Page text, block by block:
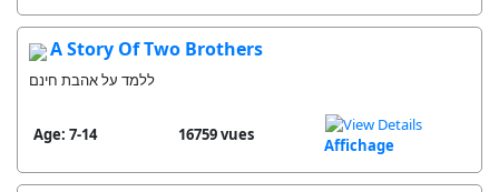
A Story Of Two Brothers
ללמד על אהבת חינם
Age: 7-14 16759 vues
Affichage